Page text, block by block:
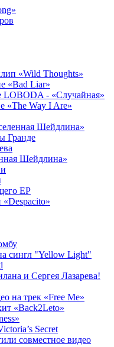
«Wild Thoughts»
«Bad Liar»
LOBODA - «Случайная»
«The Way I Are»
Шейдлина»
Гранде
Шейдлина»
EP
сингл "Yellow Light"
и Сергея Лазарева!
на трек «Free Me»
«Back2Leto»
Secret
совместное видео